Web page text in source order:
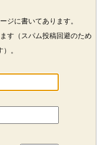
ジに書いてあります。
す（スパム投稿回避のため
。